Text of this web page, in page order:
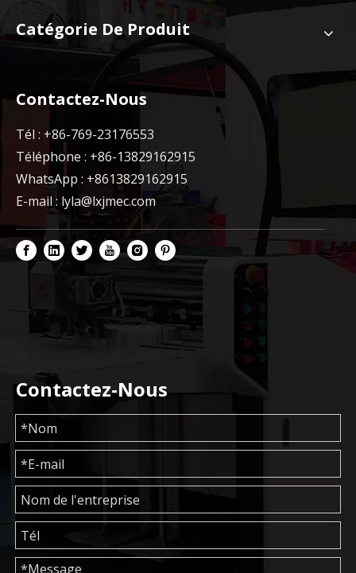
Catégorie De Produit
Contactez-Nous
Tél : +86-769-23176553
Téléphone : +86-13829162915
WhatsApp : +8613829162915
E-mail :lyla@lxjmec.com
Contactez-Nous